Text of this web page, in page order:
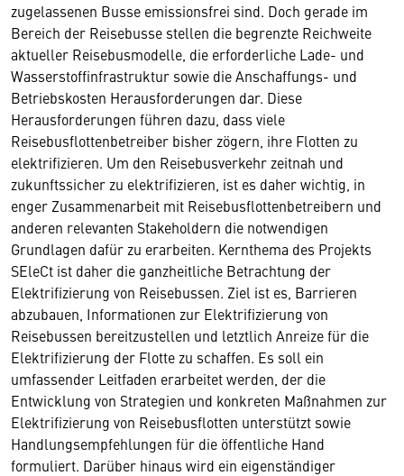
zugelassenen Busse emissionsfrei sind. Doch gerade im
Bereich der Reisebusse stellen die begrenzte Reichweite
aktueller Reisebusmodelle, die erforderliche Lade- und
Wasserstoffinfrastruktur sowie die Anschaffungs- und
Betriebskosten Herausforderungen dar. Diese
Herausforderungen führen dazu, dass viele
Reisebusflottenbetreiber bisher zögern, ihre Flotten zu
elektrifizieren. Um den Reisebusverkehr zeitnah und
zukunftssicher zu elektrifizieren, ist es daher wichtig, in
enger Zusammenarbeit mit Reisebusflottenbetreibern und
anderen relevanten Stakeholdern die notwendigen
Grundlagen dafür zu erarbeiten. Kernthema des Projekts
SEleCt ist daher die ganzheitliche Betrachtung der
Elektrifizierung von Reisebussen. Ziel ist es, Barrieren
abzubauen, Informationen zur Elektrifizierung von
Reisebussen bereitzustellen und letztlich Anreize für die
Elektrifizierung der Flotte zu schaffen. Es soll ein
umfassender Leitfaden erarbeitet werden, der die
Entwicklung von Strategien und konkreten Maßnahmen zur
Elektrifizierung von Reisebusflotten unterstützt sowie
Handlungsempfehlungen für die öffentliche Hand
formuliert. Darüber hinaus wird ein eigenständiger